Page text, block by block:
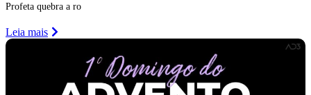
Profeta quebra a ro
Leia mais